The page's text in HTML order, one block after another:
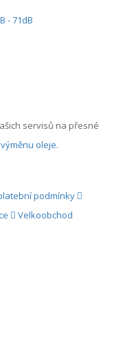
servisů na přesné
výměnu oleje.
podmínky
Velkoobchod